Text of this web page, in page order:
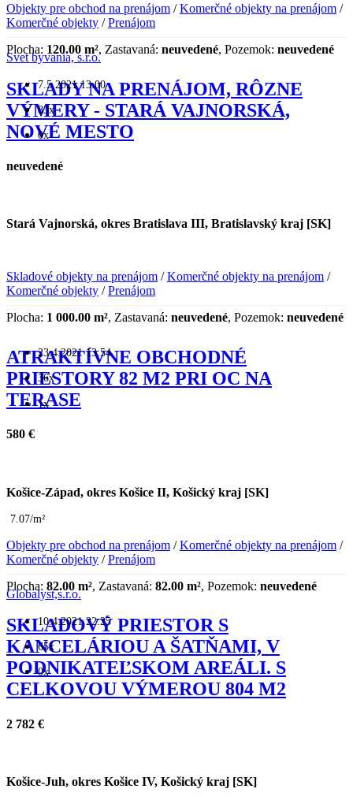
Objekty pre obchod na prenájom /Komerčné objekty na prenájom /
Komerčné objekty /Prenájom
Plocha: 120.00 m², Zastavaná: neuvedené, Pozemok: neuvedené
Svet byvania, s.r.o.
7.5.2021 13:00
83x
0x
SKLADY NA PRENÁJOM, RÔZNE
VÝMERY - STARÁ VAJNORSKÁ,
NOVÉ MESTO
neuvedené
Stará Vajnorská, okres Bratislava III, Bratislavský kraj [SK]
Skladové objekty na prenájom /Komerčné objekty na prenájom /
Komerčné objekty /Prenájom
Plocha: 1 000.00 m², Zastavaná: neuvedené, Pozemok: neuvedené
23.4.2021 13:54
36x
1x
ATRAKTÍVNE OBCHODNÉ
PRIESTORY 82 M2 PRI OC NA
TERASE
580 €
Košice-Západ, okres Košice II, Košický kraj [SK]
7.07/m²
Objekty pre obchod na prenájom /Komerčné objekty na prenájom /
Komerčné objekty /Prenájom
Plocha: 82.00 m², Zastavaná: 82.00 m², Pozemok: neuvedené
Globalyst,s.r.o.
10.4.2021 22:25
65x
0x
SKLADOVÝ PRIESTOR S
KANCELÁRIOU A ŠATŇAMI, V
PODNIKATEĽSKOM AREÁLI. S
CELKOVOU VÝMEROU 804 M2
2 782 €
Košice-Juh, okres Košice IV, Košický kraj [SK]